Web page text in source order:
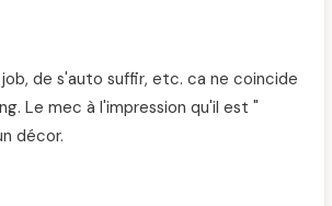
de s'auto suffir, etc. ca ne coincide
Le mec à l'impression qu'il est "
décor.